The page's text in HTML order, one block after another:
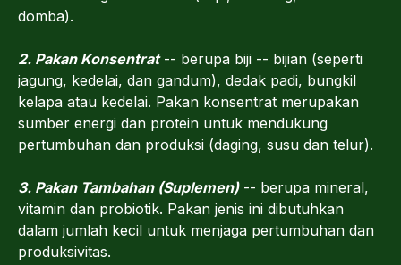
domba).
2. Pakan Konsentrat-- berupa biji -- bijian (seperti
jagung, kedelai, dan gandum), dedak padi, bungkil
kelapa atau kedelai. Pakan konsentrat merupakan
sumber energi dan protein untuk mendukung
pertumbuhan dan produksi (daging, susu dan telur).
3. Pakan Tambahan (Suplemen)-- berupa mineral,
vitamin dan probiotik. Pakan jenis ini dibutuhkan
dalam jumlah kecil untuk menjaga pertumbuhan dan
produksivitas.